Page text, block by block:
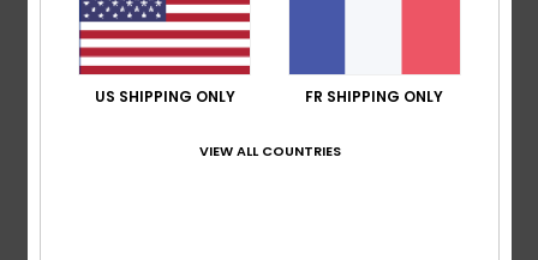
Fronces aux poignets et à l'ourlet
Composition[Matière principale] 55 % Coton, 45 %
Polyester
Traçabilité du produit (Loi Agec)
US SHIPPING ONLY FR SHIPPING ONLY
VIEW ALL COUNTRIES